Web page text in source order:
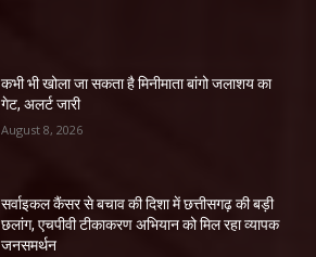
कभी भी खोला जा सकता है मिनीमाता बांगो जलाशय का
गेट, अलर्ट जारी
August 8, 2026
सर्वाइकल कैंसर से बचाव की दिशा में छत्तीसगढ़ की बड़ी
छलांग, एचपीवी टीकाकरण अभियान को मिल रहा व्यापक
जनसमर्थन